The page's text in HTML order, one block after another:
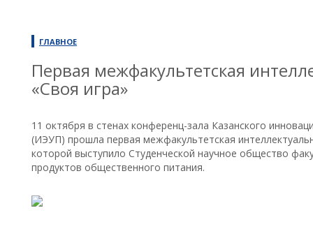
ГЛАВНОЕ
Первая межфакультетская
«Своя игра»
11 октября в стенах конференц-зала Казанского
(ИЭУП) прошла первая межфакультетская
которой выступило Студенческой научное общество
продуктов общественного питания.